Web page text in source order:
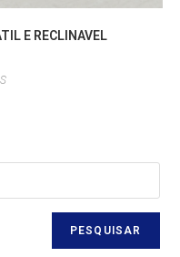
E RECLINAVEL
PESQUISAR